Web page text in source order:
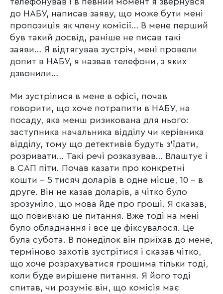
до НАБУ, написав заяву, що може бути мені
пропозиція як члену комісії… В мене перший
був такий досвід, раніше не писав такі
заяви… Я відтягував зустріч, мені провели
допит в НАБУ, я назвав телефони, з яких
дзвонили…
Ми зустрілися в мене в офісі, почав
говорити, що хоче потрапити в НАБУ, на
посаду, яка менш ризикована для нього:
заступника начальника відділу чи керівника
відділу, тому що детективів будуть з’їдати,
розривати… Такі речі розказував… Влаштує і
в САП піти. Почав казати про конкретні
кошти – 5 тисяч доларів в одне місце, 10 – в
друге. Він не казав доларів, а чітко було
зрозуміло, що мова йде про гроші. Я сказав,
що повивчаю це питання. Вже тоді на мені
було обладнання і все це фіксувалося. Це
була субота. В понеділок він приїхав до мене,
терміново захотів зустрітися і сказав чітко,
що хоче розрахуватися грошима тільки тоді,
коли буде вирішене питання. Я його тоді
спитав, чи розуміє він, що комісія має